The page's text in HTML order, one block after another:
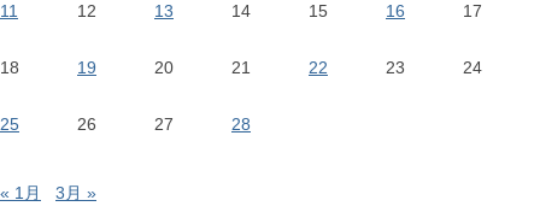
11 12 13 14 15 16 17
18 19 20 21 22 23 24
25 26 27 28
« 1月
3月 »